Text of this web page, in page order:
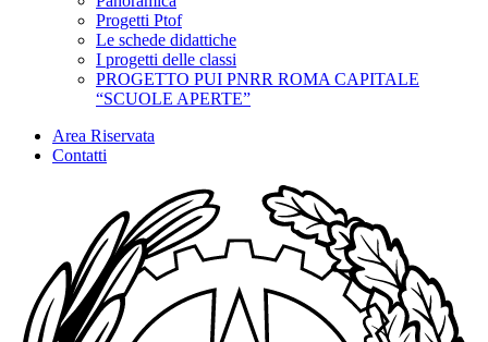
Progetti Ptof
Le schede didattiche
I progetti delle classi
PROGETTO PUI PNRR ROMA CAPITALE
“SCUOLE APERTE”
Area Riservata
Contatti